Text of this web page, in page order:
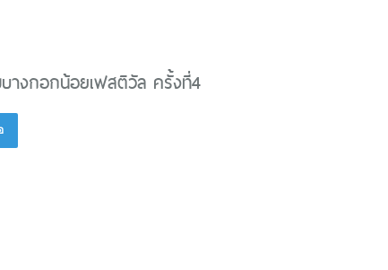
างกอกน้อยเฟสติวัล ครั้งที่4